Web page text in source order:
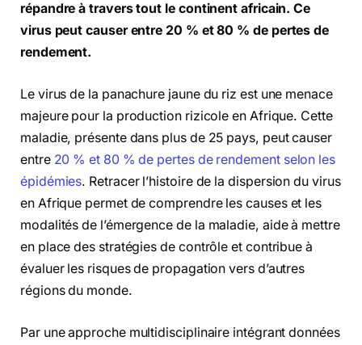
répandre à travers tout le continent africain. Ce
virus peut causer entre 20 % et 80 % de pertes de
rendement.
Le virus de la panachure jaune du riz est une menace
majeure pour la production rizicole en Afrique. Cette
maladie, présente dans plus de 25 pays, peut causer
entre 20 % et 80 % de pertes de rendement selon les
épidémies. Retracer l’histoire de la dispersion du virus
en Afrique permet de comprendre les causes et les
modalités de l’émergence de la maladie, aide à mettre
en place des stratégies de contrôle et contribue à
évaluer les risques de propagation vers d’autres
régions du monde.
Par une approche multidisciplinaire intégrant données